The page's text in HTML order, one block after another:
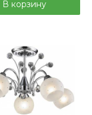
В корзину